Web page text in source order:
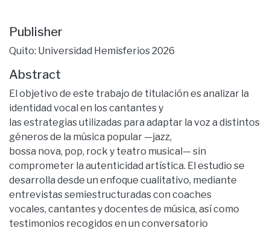
Publisher
Quito: Universidad Hemisferios 2026
Abstract
El objetivo de este trabajo de titulación es analizar la
identidad vocal en los cantantes y
las estrategias utilizadas para adaptar la voz a distintos
géneros de la música popular —jazz,
bossa nova, pop, rock y teatro musical— sin
comprometer la autenticidad artística. El estudio se
desarrolla desde un enfoque cualitativo, mediante
entrevistas semiestructuradas con coaches
vocales, cantantes y docentes de música, así como
testimonios recogidos en un conversatorio